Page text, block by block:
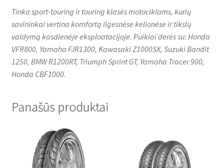
Tinka sport-touring ir touring klasės motociklams, kurių
savininkai vertina komfortą ilgesnėse kelionėse ir tikslų
valdymą kasdienėje eksploatacijoje. Puikiai derės su: Honda
VFR800, Yamaha FJR1300, Kawasaki Z1000SX, Suzuki Bandit
1250, BMW R1200RT, Triumph Sprint GT, Yamaha Tracer 900,
Honda CBF1000.
Panašūs produktai